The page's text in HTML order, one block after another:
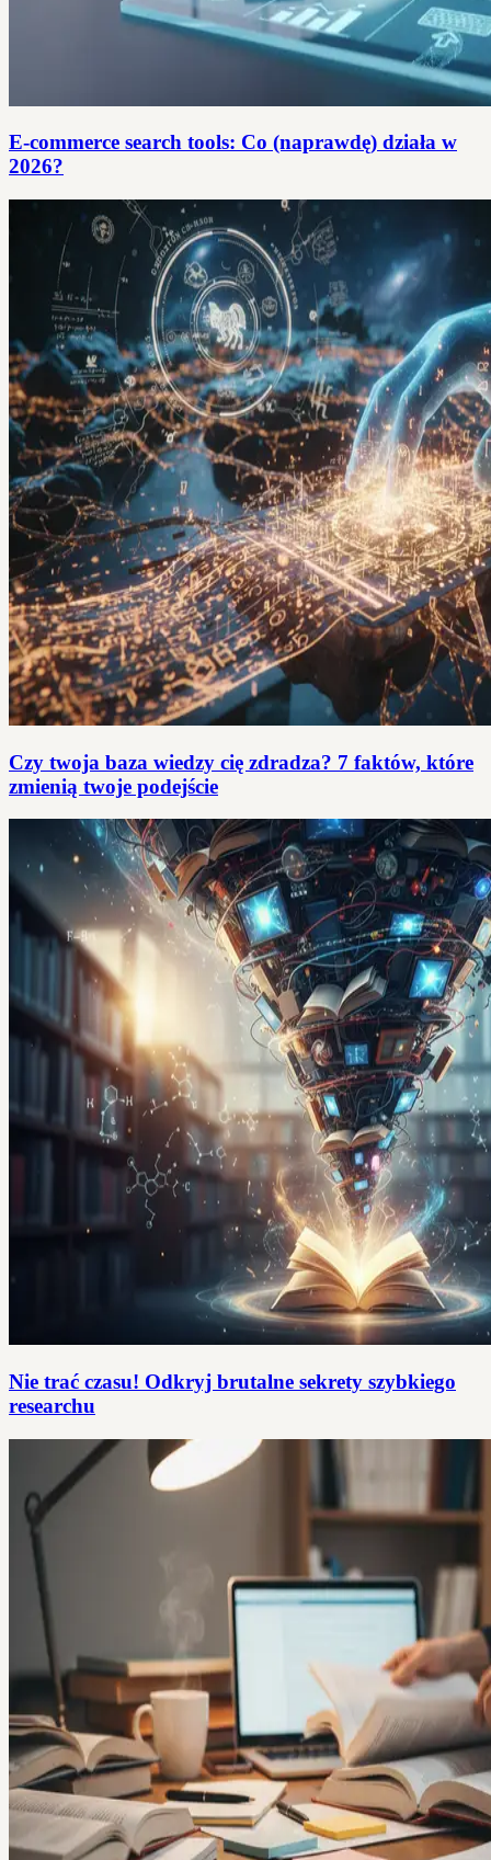
E-commerce search tools: Co (naprawdę) działa w
2026?
Czy twoja baza wiedzy cię zdradza? 7 faktów, które
zmienią twoje podejście
Nie trać czasu! Odkryj brutalne sekrety szybkiego
researchu